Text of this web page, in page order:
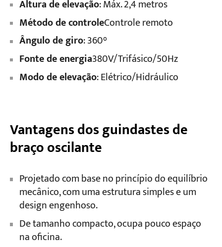
Altura de elevação: Máx. 2,4 metros
Método de controleControle remoto
Ângulo de giro: 360°
Fonte de energia380V/Trifásico/50Hz
Modo de elevação: Elétrico/Hidráulico
Vantagens dos guindastes de
braço oscilante
Projetado com base no princípio do equilíbrio
mecânico, com uma estrutura simples e um
design engenhoso.
De tamanho compacto, ocupa pouco espaço
na oficina.